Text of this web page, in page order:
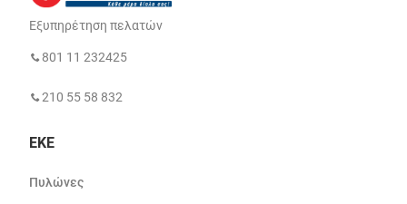
Εξυπηρέτηση πελατών
801 11 232425
210 55 58 832
ΕΚΕ
Πυλώνες